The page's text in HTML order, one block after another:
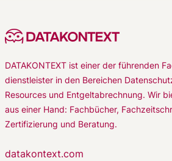
DATAKONTEXT ist einer der führenden
dienstleister in den Bereichen
Resources und Entgeltabrechnung. Wir
aus einer Hand: Fachbücher,
Zertifizierung und Beratung.
datakontext.com